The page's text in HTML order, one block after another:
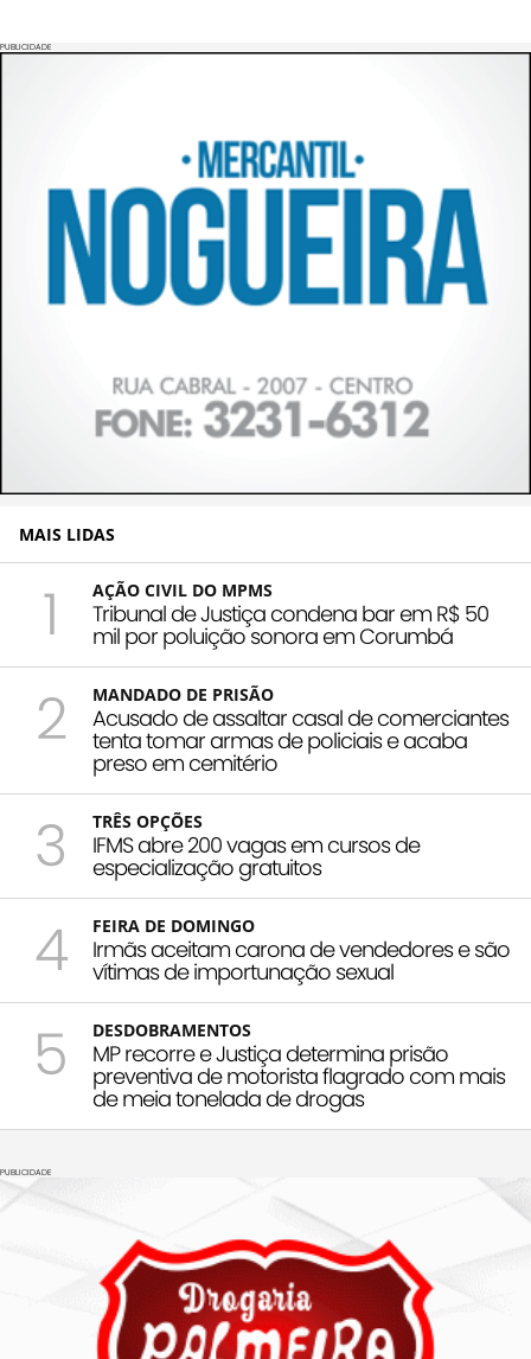
PUBLICIDADE
MAIS LIDAS
1 AÇÃO CIVIL DO MPMS
Tribunal de Justiça condena bar em R$ 50
mil por poluição sonora em Corumbá
2 MANDADO DE PRISÃO
Acusado de assaltar casal de comerciantes
tenta tomar armas de policiais e acaba
preso em cemitério
3 TRÊS OPÇÕES
IFMS abre 200 vagas em cursos de
especialização gratuitos
4 FEIRA DE DOMINGO
Irmãs aceitam carona de vendedores e são
vítimas de importunação sexual
5 DESDOBRAMENTOS
MP recorre e Justiça determina prisão
preventiva de motorista flagrado com mais
de meia tonelada de drogas
PUBLICIDADE